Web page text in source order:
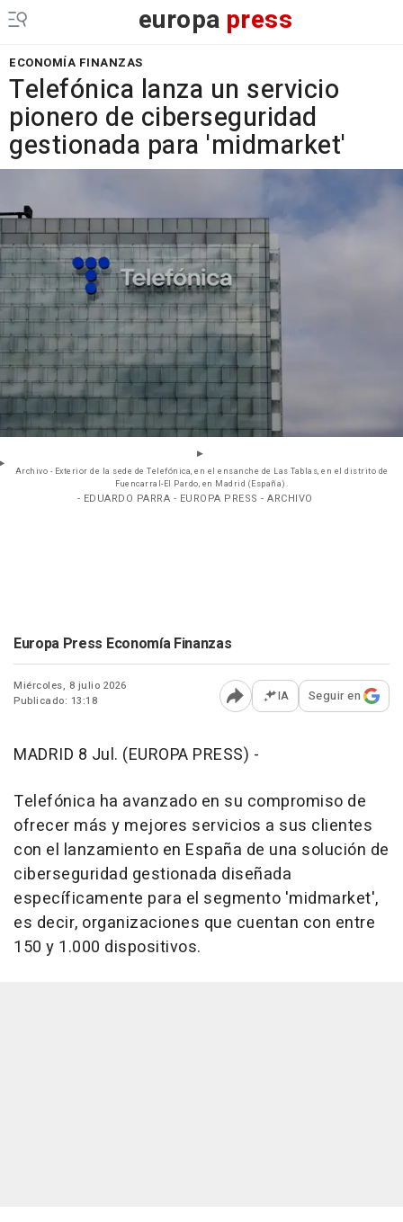
europa press
ECONOMÍA FINANZAS
Telefónica lanza un servicio
pionero de ciberseguridad
gestionada para 'midmarket'
Archivo - Exterior de la sede de Telefónica, en el ensanche de Las Tablas, en el distrito de
Fuencarral-El Pardo, en Madrid (España).
- EDUARDO PARRA - EUROPA PRESS - ARCHIVO
Europa Press Economía Finanzas
Miércoles, 8 julio 2026
Publicado: 13:18
Abrir opciones para
IA Seguir en
MADRID 8 Jul. (EUROPA PRESS) -
Telefónica ha avanzado en su compromiso de
ofrecer más y mejores servicios a sus clientes
con el lanzamiento en España de una solución de
ciberseguridad gestionada diseñada
específicamente para el segmento 'midmarket',
es decir, organizaciones que cuentan con entre
150 y 1.000 dispositivos.